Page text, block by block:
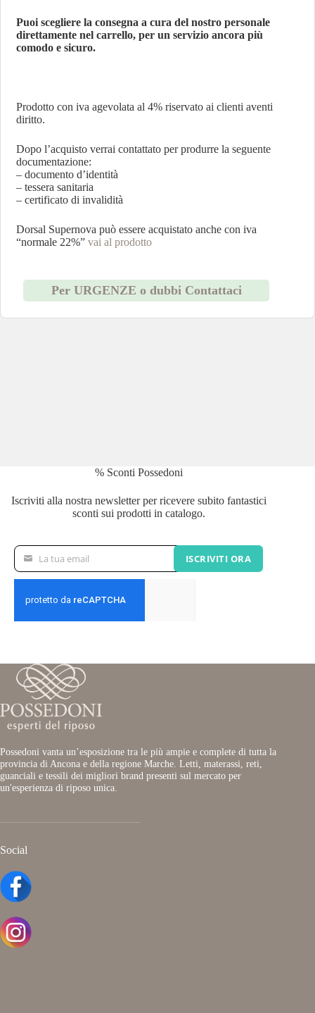
Puoi scegliere la consegna a cura del nostro personale
direttamente nel carrello, per un servizio ancora più
comodo e sicuro.
Prodotto con iva agevolata al 4% riservato ai clienti aventi
diritto.
Dopo l’acquisto verrai contattato per produrre la seguente
documentazione:
– documento d’identità
– tessera sanitaria
– certificato di invalidità
Dorsal Supernova può essere acquistato anche con iva
“normale 22%”vai al prodotto
Per URGENZE o dubbi Contattaci
% Sconti Possedoni
Iscriviti alla nostra newsletter per ricevere subito fantastici
sconti sui prodotti in catalogo.
La
tua
La tua email ISCRIVITI ORA
Possedoni vanta un’esposizione tra le più ampie e complete di tutta la
provincia di Ancona e della regione Marche. Letti, materassi, reti,
guanciali e tessili dei migliori brand presenti sul mercato per
un'esperienza di riposo unica.
Social